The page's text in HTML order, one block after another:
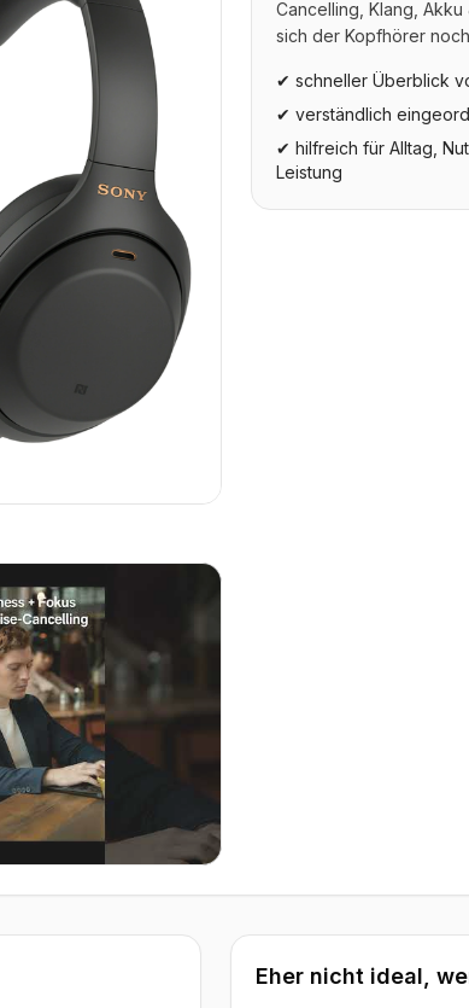
Cancelling, Klang, Akku
sich der Kopfhörer
✔ schneller Überblick
✔ verständlich
✔ hilfreich für Alltag,
Leistung
Eher nicht ideal,